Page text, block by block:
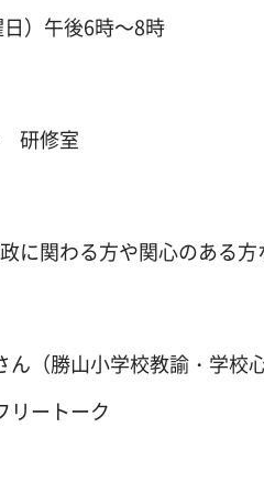
）午後6時～8時
研修室
に関わる方や関心のある
勝山小学校教諭・学校
ートーク